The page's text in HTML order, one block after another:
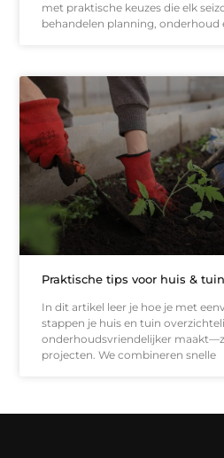
met praktische keuzes die elk
behandelen planning, onderhoud
Praktische tips voor huis &
In dit artikel leer je hoe je met
stappen je huis en tuin
onderhoudsvriendelijker
projecten. We combineren snelle